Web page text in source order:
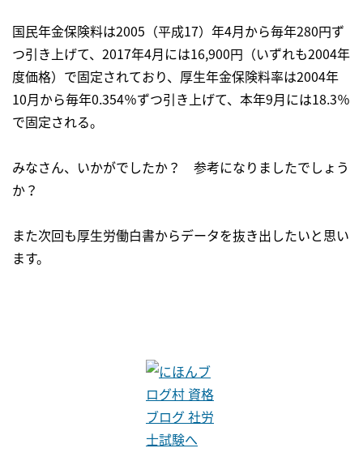
国民年金保険料は2005（平成17）年4月から毎年280円ず
つ引き上げて、2017年4月には16,900円（いずれも2004年
度価格）で固定されており、厚生年金保険料率は2004年
10月から毎年0.354％ずつ引き上げて、本年9月には18.3％
で固定される。
みなさん、いかがでしたか？ 参考になりましたでしょう
か？
また次回も厚生労働白書からデータを抜き出したいと思い
ます。